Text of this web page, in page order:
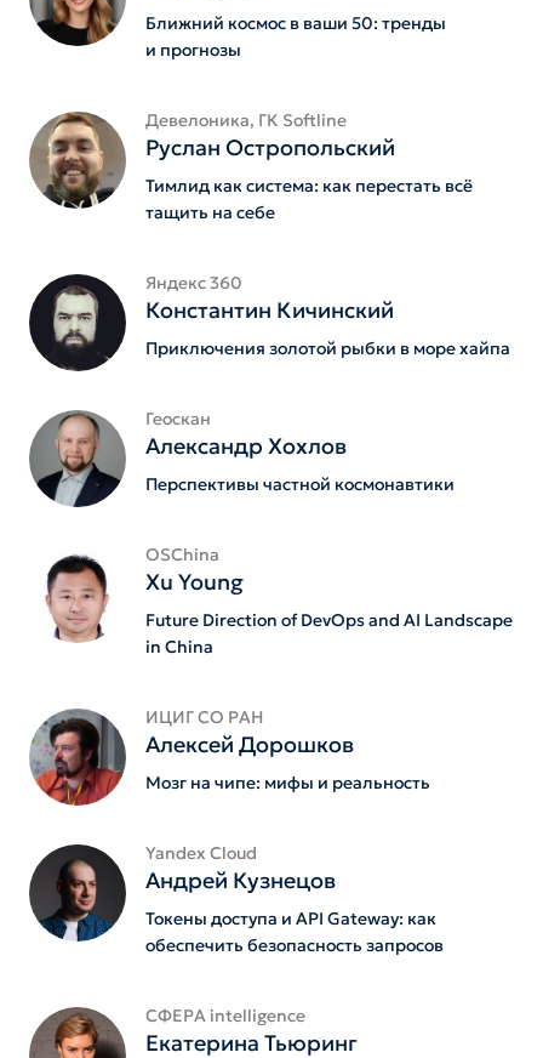
Ближний космос в ваши 50: тренды
и прогнозы
Девелоника, ГК Softline
Руслан Остропольский
Тимлид как система: как перестать всё
тащить на себе
Яндекс 360
Константин Кичинский
Приключения золотой рыбки в море хайпа
Геоскан
Александр Хохлов
Перспективы частной космонавтики
OSChina
Xu Young
Future Direction of DevOps and AI Landscape
in China
ИЦИГ СО РАН
Алексей Дорошков
Мозг на чипе: мифы и реальность
Yandex Cloud
Андрей Кузнецов
Токены доступа и API Gateway: как
обеспечить безопасность запросов
СФЕРА intelligence
Екатерина Тьюринг